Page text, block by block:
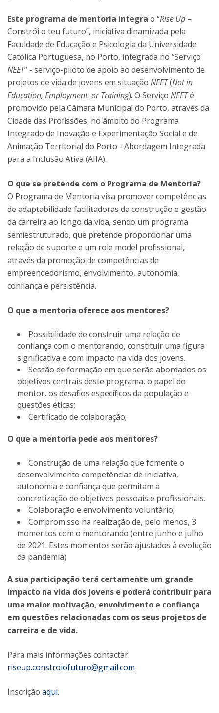
Este programa de mentoria integra o “Rise Up –
Constrói o teu futuro”, iniciativa dinamizada pela
Faculdade de Educação e Psicologia da Universidade
Católica Portuguesa, no Porto, integrada no “Serviço
NEET” - serviço-piloto de apoio ao desenvolvimento de
projetos de vida de jovens em situação NEET(Not in
Education, Employment, or Training). O Serviço NEETé
promovido pela Câmara Municipal do Porto, através da
Cidade das Profissões, no âmbito do Programa
Integrado de Inovação e Experimentação Social e de
Animação Territorial do Porto - Abordagem Integrada
para a Inclusão Ativa (AIIA).
O que se pretende com o Programa de Mentoria?
O Programa de Mentoria visa promover competências
de adaptabilidade facilitadoras da construção e gestão
da carreira ao longo da vida, sendo um programa
semiestruturado, que pretende proporcionar uma
relação de suporte e um role model profissional,
através da promoção de competências de
empreendedorismo, envolvimento, autonomia,
confiança e persistência.
O que a mentoria oferece aos mentores?
Possibilidade de construir uma relação de
confiança com o mentorando, constituir uma figura
significativa e com impacto na vida dos jovens.
Sessão de formação em que serão abordados os
objetivos centrais deste programa, o papel do
mentor, os desafios específicos da população e
questões éticas;
Certificado de colaboração;
O que a mentoria pede aos mentores?
Construção de uma relação que fomente o
desenvolvimento competências de iniciativa,
autonomia e confiança que permitam a
concretização de objetivos pessoais e profissionais.
Colaboração e envolvimento voluntário;
Compromisso na realização de, pelo menos, 3
momentos com o mentorando (entre junho e julho
de 2021. Estes momentos serão ajustados à evolução
da pandemia)
A sua participação terá certamente um grande
impacto na vida dos jovens e poderá contribuir para
uma maior motivação, envolvimento e confiança
em questões relacionadas com os seus projetos de
carreira e de vida.
Para mais informações contactar:
riseup.constroiofuturo@gmail.com
Inscrição aqui.